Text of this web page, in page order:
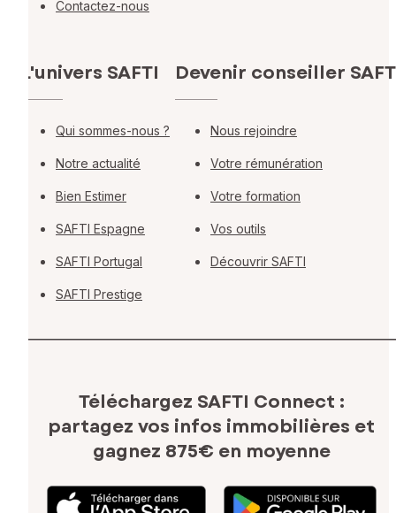
Contactez-nous
L'univers SAFTI
Qui sommes-nous ?
Notre actualité
Bien Estimer
SAFTI Espagne
SAFTI Portugal
SAFTI Prestige
Devenir conseiller
Nous rejoindre
Votre rémunération
Votre formation
Vos outils
Découvrir SAFTI
Téléchargez SAFTI Connect :
partagez vos infos immobilières et
gagnez 875€ en moyenne